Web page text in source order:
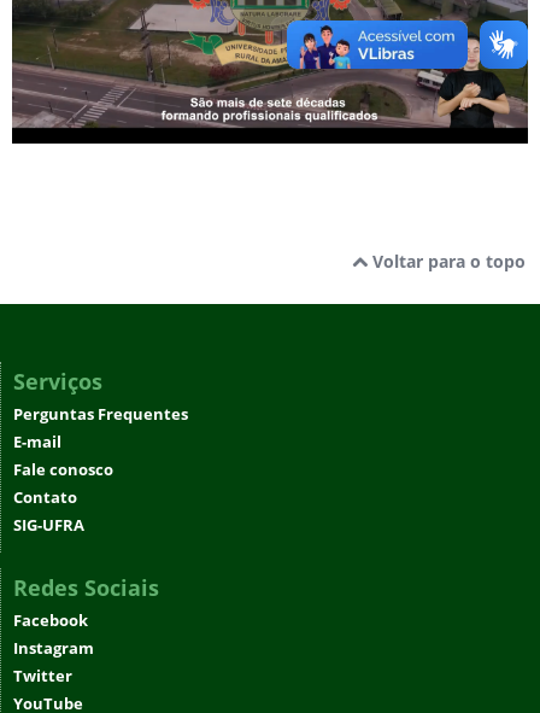
Voltar para o topo
Serviços
Perguntas Frequentes
E-mail
Fale conosco
Contato
SIG-UFRA
Redes Sociais
Facebook
Instagram
Twitter
YouTube